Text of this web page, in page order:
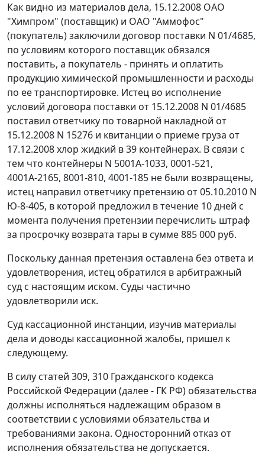
Как видно из материалов дела, 15.12.2008 ОАО
"Химпром" (поставщик) и ОАО "Аммофос"
(покупатель) заключили договор поставки N 01/4685,
по условиям которого поставщик обязался
поставить, а покупатель - принять и оплатить
продукцию химической промышленности и расходы
по ее транспортировке. Истец во исполнение
условий договора поставки от 15.12.2008 N 01/4685
поставил ответчику по товарной накладной от
15.12.2008 N 15276 и квитанции о приеме груза от
17.12.2008 хлор жидкий в 39 контейнерах. В связи с
тем что контейнеры N 5001А-1033, 0001-521,
4001А-2165, 8001-810, 4001-185 не были возвращены,
истец направил ответчику претензию от 05.10.2010 N
Ю-8-405, в которой предложил в течение 10 дней с
момента получения претензии перечислить штраф
за просрочку возврата тары в сумме 885 000 руб.
Поскольку данная претензия оставлена без ответа и
удовлетворения, истец обратился в арбитражный
суд с настоящим иском. Суды частично
удовлетворили иск.
Суд кассационной инстанции, изучив материалы
дела и доводы кассационной жалобы, пришел к
следующему.
В силу статей 309, 310 Гражданского кодекса
Российской Федерации (далее - ГК РФ) обязательства
должны исполняться надлежащим образом в
соответствии с условиями обязательства и
требованиями закона. Односторонний отказ от
исполнения обязательства не допускается.